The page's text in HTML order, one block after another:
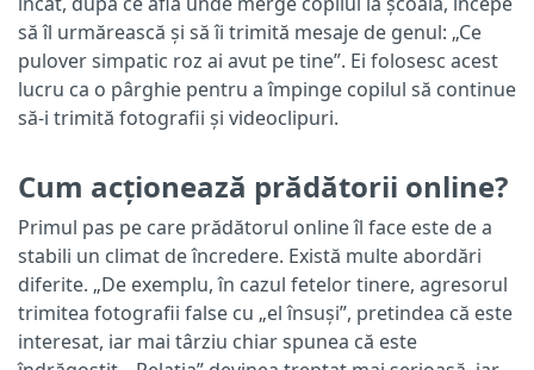
să îl urmărească și să îi trimită mesaje de genul: „Ce
pulover simpatic roz ai avut pe tine”. Ei folosesc acest
lucru ca o pârghie pentru a împinge copilul să continue
să-i trimită fotografii și videoclipuri.
Cum acționează prădătorii online?
Primul pas pe care prădătorul online îl face este de a
stabili un climat de încredere. Există multe abordări
diferite. „De exemplu, în cazul fetelor tinere, agresorul
trimitea fotografii false cu „el însuși”, pretindea că este
interesat, iar mai târziu chiar spunea că este